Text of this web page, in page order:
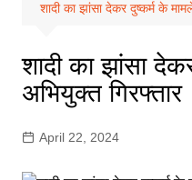
शादी का झांसा देकर दुष्कर्म के
शादी का झांसा
अभियुक्त गिरफ्तार
April 22, 2024